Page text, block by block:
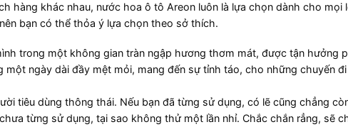
hàng khác nhau, nước hoa ô tô Areon luôn là lựa chọn dành cho mọi
bạn có thể thỏa ý lựa chọn theo sở thích.
trong một không gian tràn ngập hương thơm mát, được tận hưởng
ngày dài đầy mệt mỏi, mang đến sự tỉnh táo, cho những chuyến
tiêu dùng thông thái. Nếu bạn đã từng sử dụng, có lẽ cũng chẳng
từng sử dụng, tại sao không thử một lần nhỉ. Chắc chắn rẳng, sẽ